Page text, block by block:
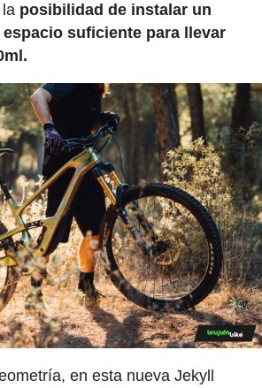
posibilidad de instalar un
suficiente para llevar
en esta nueva Jekyll